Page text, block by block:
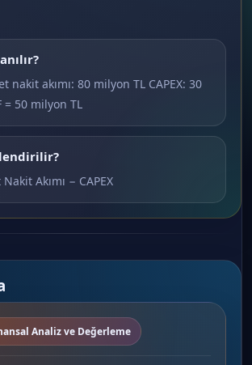
nakit akımı: 80 milyon TL CAPEX: 30
= 50 milyon TL
Akımı − CAPEX
Analiz ve Değerleme